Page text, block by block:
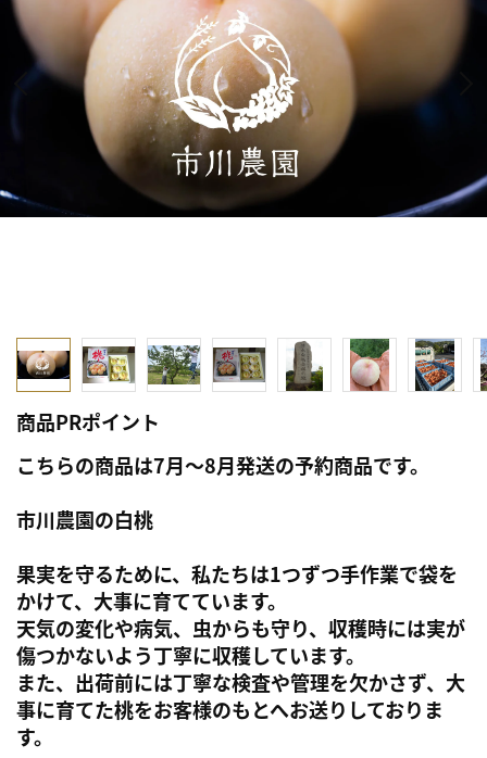
商品PRポイント
こちらの商品は7月～8月発送の予約商品です。
市川農園の白桃
果実を守るために、私たちは1つずつ手作業で袋を
かけて、大事に育てています。
天気の変化や病気、虫からも守り、収穫時には実が
傷つかないよう丁寧に収穫しています。
また、出荷前には丁寧な検査や管理を欠かさず、大
事に育てた桃をお客様のもとへお送りしておりま
す。